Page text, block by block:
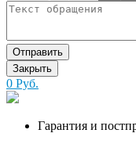
Отправить
Закрыть
0 Руб.
Гарантия и